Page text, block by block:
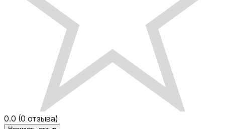
0.0 (0 отзыва)